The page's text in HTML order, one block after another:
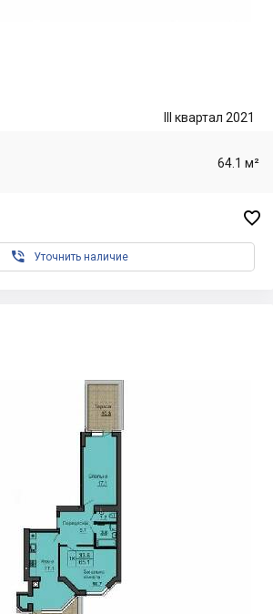
III квартал 2021
64.1 м²

 Уточнить наличие